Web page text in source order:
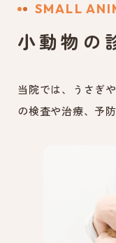
SMALL
小動物の
当院では、うさぎ
の検査や治療、予